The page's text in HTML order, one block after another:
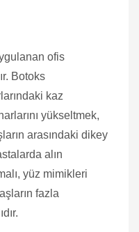
ofis
Botoks
kaz
yükseltmek,
arasındaki dikey
alın
yüz mimikleri
fazla